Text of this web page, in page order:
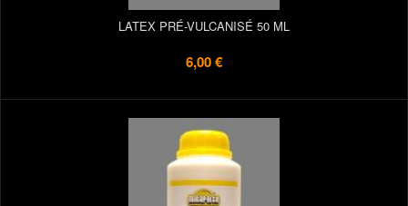
LATEX PRÉ-VULCANISÉ 50 ML
6,00 €